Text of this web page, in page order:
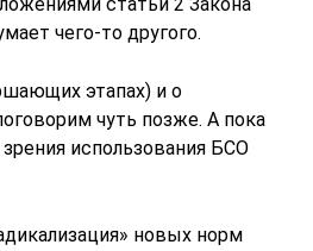
чего-то другого.
этапах) и о
чуть позже. А пока
использования БСО
новых норм